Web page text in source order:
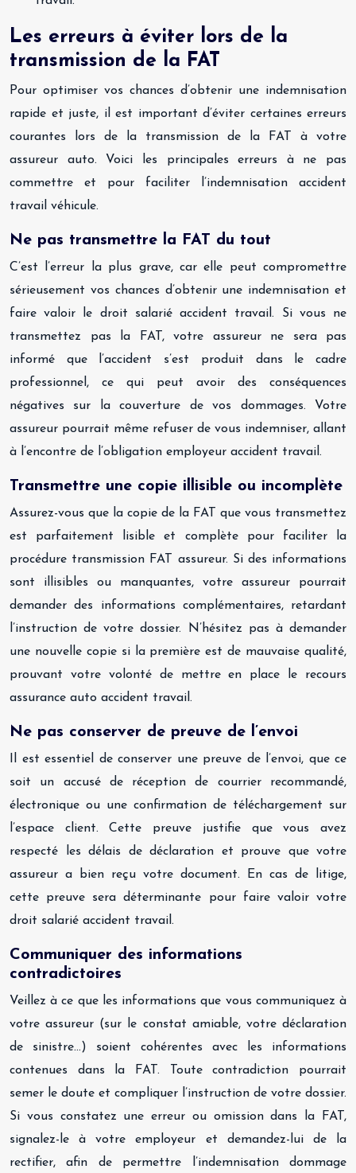
Les erreurs à éviter lors de la
transmission de la FAT
Pour optimiser vos chances d’obtenir une indemnisation
rapide et juste, il est important d’éviter certaines erreurs
courantes lors de la transmission de la FAT à votre
assureur auto. Voici les principales erreurs à ne pas
commettre et pour faciliter l’indemnisation accident
travail véhicule.
Ne pas transmettre la FAT du tout
C’est l’erreur la plus grave, car elle peut compromettre
sérieusement vos chances d’obtenir une indemnisation et
faire valoir le droit salarié accident travail. Si vous ne
transmettez pas la FAT, votre assureur ne sera pas
informé que l’accident s’est produit dans le cadre
professionnel, ce qui peut avoir des conséquences
négatives sur la couverture de vos dommages. Votre
assureur pourrait même refuser de vous indemniser, allant
à l’encontre de l’obligation employeur accident travail.
Transmettre une copie illisible ou incomplète
Assurez-vous que la copie de la FAT que vous transmettez
est parfaitement lisible et complète pour faciliter la
procédure transmission FAT assureur. Si des informations
sont illisibles ou manquantes, votre assureur pourrait
demander des informations complémentaires, retardant
l’instruction de votre dossier. N’hésitez pas à demander
une nouvelle copie si la première est de mauvaise qualité,
prouvant votre volonté de mettre en place le recours
assurance auto accident travail.
Ne pas conserver de preuve de l’envoi
Il est essentiel de conserver une preuve de l’envoi, que ce
soit un accusé de réception de courrier recommandé,
électronique ou une confirmation de téléchargement sur
l’espace client. Cette preuve justifie que vous avez
respecté les délais de déclaration et prouve que votre
assureur a bien reçu votre document. En cas de litige,
cette preuve sera déterminante pour faire valoir votre
droit salarié accident travail.
Communiquer des informations
contradictoires
Veillez à ce que les informations que vous communiquez à
votre assureur (sur le constat amiable, votre déclaration
de sinistre…) soient cohérentes avec les informations
contenues dans la FAT. Toute contradiction pourrait
semer le doute et compliquer l’instruction de votre dossier.
Si vous constatez une erreur ou omission dans la FAT,
signalez-le à votre employeur et demandez-lui de la
rectifier, afin de permettre l’indemnisation dommage